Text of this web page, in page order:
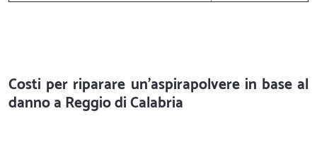
Costi per riparare un'aspirapolvere in base al
danno a Reggio di Calabria